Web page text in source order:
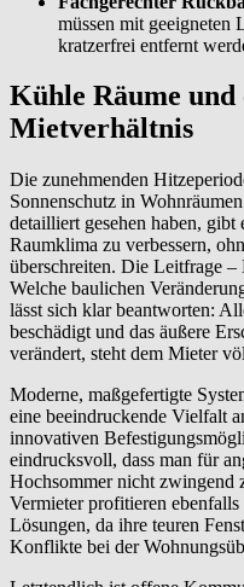
müssen mit geeigneten
kratzerfrei entfernt
Kühle Räume und
Mietverhältnis
Die zunehmenden
Sonnenschutz in
detailliert gesehen haben,
Raumklima zu verbessern,
überschreiten. Die Leitfrage
Welche baulichen
lässt sich klar beantworten:
beschädigt und das äußere
verändert, steht dem Mieter
Moderne, maßgefertigte
eine beeindruckende Vielfalt
innovativen
eindrucksvoll, dass man für
Hochsommer nicht zwingend
Vermieter profitieren
Lösungen, da ihre teuren
Konflikte bei der